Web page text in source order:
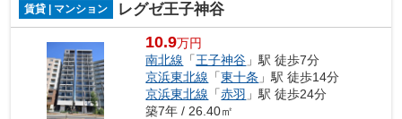
賃貸 | マンション レグゼ王子神谷
10.9万円
南北線 「王子神谷 」駅 徒歩7分
京浜東北線 「東十条 」駅 徒歩14分
京浜東北線 「赤羽 」駅 徒歩24分
築7年 / 26.40㎡